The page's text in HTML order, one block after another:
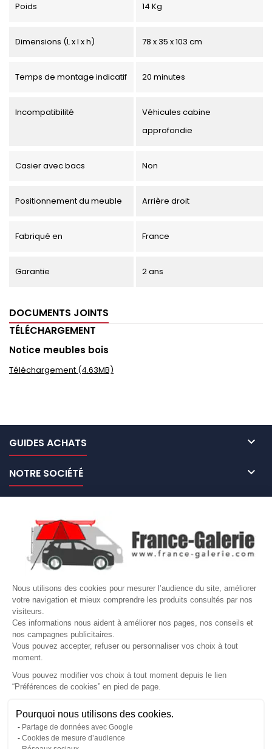
Nous utilisons des cookies pour mesurer l’audience du site, améliorer
votre navigation et mieux comprendre les produits consultés par nos
visiteurs.
Ces informations nous aident à améliorer nos pages, nos conseils et
nos campagnes publicitaires.
Vous pouvez accepter, refuser ou personnaliser vos choix à tout
moment.
Vous pouvez modifier vos choix à tout moment depuis le lien
“Préférences de cookies” en pied de page.
Pourquoi nous utilisons des cookies.
Partage de données avec Google
Cookies de mesure d’audience
Gérer mes cookies
Poids 14 Kg
Dimensions (L x l x h) 78 x 35 x 103 cm
Temps de montage indicatif 20 minutes
Incompatibilité
Véhicules cabine
approfondie
Casier avec bacs Non
Positionnement du meuble Arrière droit
Fabriqué en France
Garantie 2 ans
DOCUMENTS JOINTS
TÉLÉCHARGEMENT
Notice meubles bois
Téléchargement (4.63MB)
GUIDES ACHATS 
NOTRE SOCIÉTÉ 
VOTRE COMPTE 
Site protégé par reCAPTCHA.
LETTRE D'INFORMATIONS
© Copyright 2026 France Galerie. Tous droits reservés.